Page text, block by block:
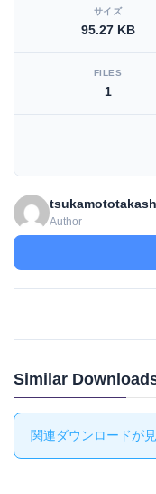
サイズ
95.27 KB
FILES
1
Author
Similar
関連ダウンロードが